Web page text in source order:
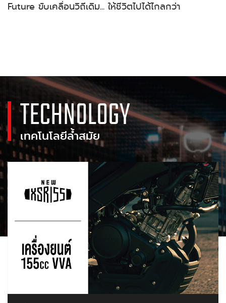
Future ขับเคลื่อนวิถีเดิม... ให้ชีวิตไปได้ไกลกว่า
TECHNOLOGY
เทคโนโลยีล้ำสมัย